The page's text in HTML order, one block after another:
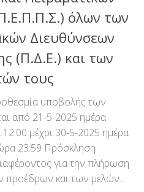
όλων των
Διευθύνσεων
(Π.Δ.Ε.) και των
τους
υποβολής των
από 21-5-2025 ημέρα
μέχρι 30-5-2025 ημέρα
23:59 Πρόσκληση
για την πλήρωση
και των μελών...